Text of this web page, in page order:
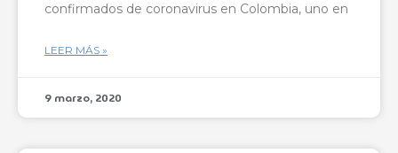
confirmados de coronavirus en Colombia, uno en
LEER MÁS »
9 marzo, 2020